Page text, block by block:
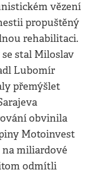
vězení
propuštěný
rehabilitaci.
stal Miloslav
Lubomír
přemýšlet
obvinila
Motoinvest
na miliardové
odmítli